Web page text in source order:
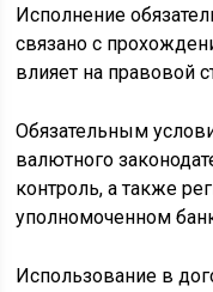
Исполнение
связано с
влияет на правовой
Обязательным
валютного
контроль, а также
уполномоченном
Использование в